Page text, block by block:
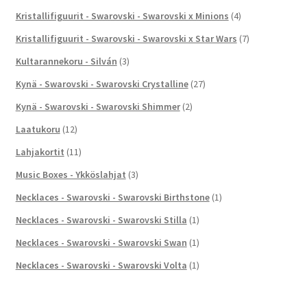
Kristallifiguurit - Swarovski - Swarovski x Minions (4)
Kristallifiguurit - Swarovski - Swarovski x Star Wars (7)
Kultarannekoru - Silván (3)
Kynä - Swarovski - Swarovski Crystalline (27)
Kynä - Swarovski - Swarovski Shimmer (2)
Laatukoru (12)
Lahjakortit (11)
Music Boxes - Ykköslahjat (3)
Necklaces - Swarovski - Swarovski Birthstone (1)
Necklaces - Swarovski - Swarovski Stilla (1)
Necklaces - Swarovski - Swarovski Swan (1)
Necklaces - Swarovski - Swarovski Volta (1)